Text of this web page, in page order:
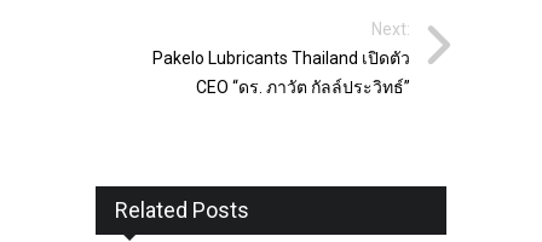
Next:
Pakelo Lubricants Thailand เปิดตัว
CEO “ดร. ภาวัต กัลล์ประวิทธ์”
Related Posts